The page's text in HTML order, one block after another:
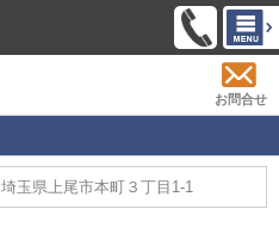
お問合せ
埼玉県上尾市本町３丁目1-1